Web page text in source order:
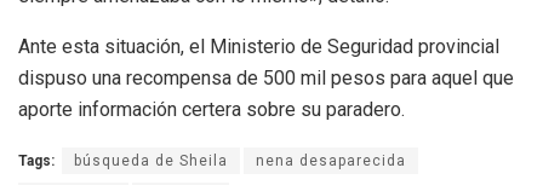
Ante esta situación, el Ministerio de Seguridad provincial
dispuso una recompensa de 500 mil pesos para aquel que
aporte información certera sobre su paradero.
Tags: búsqueda de Sheila nena desaparecida